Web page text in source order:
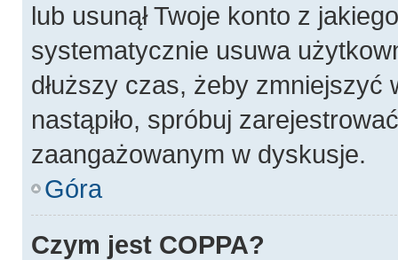
lub usunął Twoje konto z
systematycznie usuwa
dłuższy czas, żeby
nastąpiło, spróbuj
zaangażowanym w dyskusje.
Góra
Czym jest COPPA?